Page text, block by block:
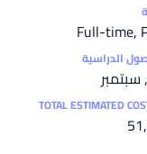
Full-time,
الدراسية
سبتمبر
TOTAL ESTIMATED